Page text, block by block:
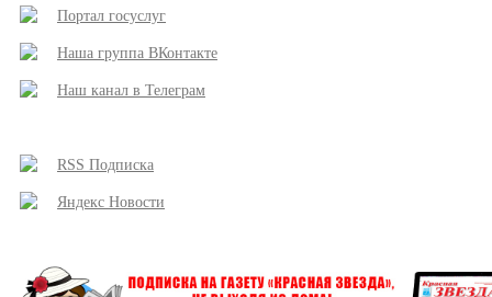
Портал госуслуг
Наша группа ВКонтакте
Наш канал в Телеграм
RSS Подписка
Яндекс Новости